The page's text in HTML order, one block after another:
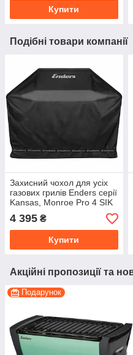
Купити
Подібні товари компанії
Захисний чохол для усіх
газових грилів Enders серії
Kansas, Monroe Pro 4 SIK
Turbo
4 395 ₴
Купити
Акційні пропозиції та
Подарунок